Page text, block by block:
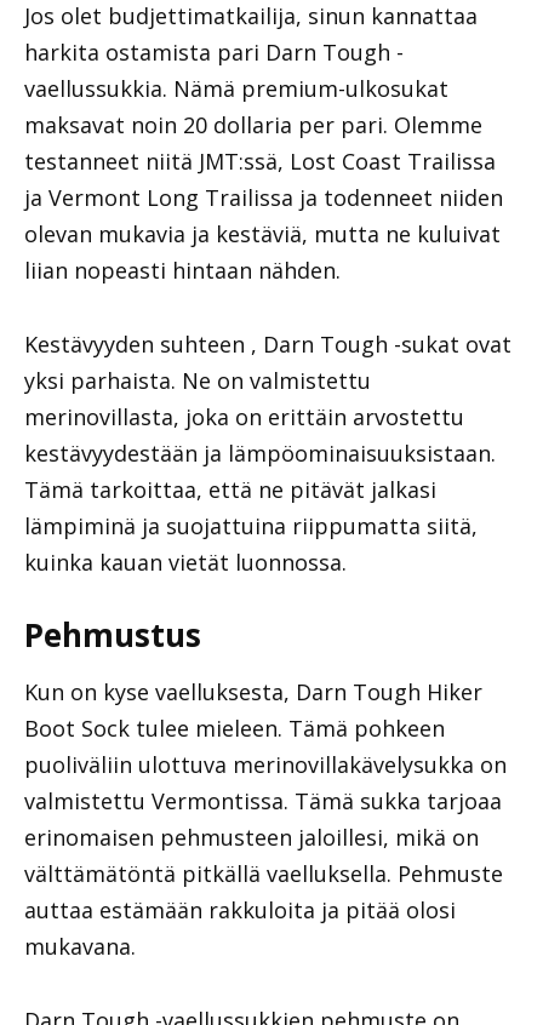
Jos olet budjettimatkailija, sinun kannattaa
harkita ostamista pari Darn Tough -
vaellussukkia. Nämä premium-ulkosukat
maksavat noin 20 dollaria per pari. Olemme
testanneet niitä JMT:ssä, Lost Coast Trailissa
ja Vermont Long Trailissa ja todenneet niiden
olevan mukavia ja kestäviä, mutta ne kuluivat
liian nopeasti hintaan nähden.
Kestävyyden suhteen , Darn Tough -sukat ovat
yksi parhaista. Ne on valmistettu
merinovillasta, joka on erittäin arvostettu
kestävyydestään ja lämpöominaisuuksistaan.
Tämä tarkoittaa, että ne pitävät jalkasi
lämpiminä ja suojattuina riippumatta siitä,
kuinka kauan vietät luonnossa.
Pehmustus
Kun on kyse vaelluksesta, Darn Tough Hiker
Boot Sock tulee mieleen. Tämä pohkeen
puoliväliin ulottuva merinovillakävelysukka on
valmistettu Vermontissa. Tämä sukka tarjoaa
erinomaisen pehmusteen jaloillesi, mikä on
välttämätöntä pitkällä vaelluksella. Pehmuste
auttaa estämään rakkuloita ja pitää olosi
mukavana.